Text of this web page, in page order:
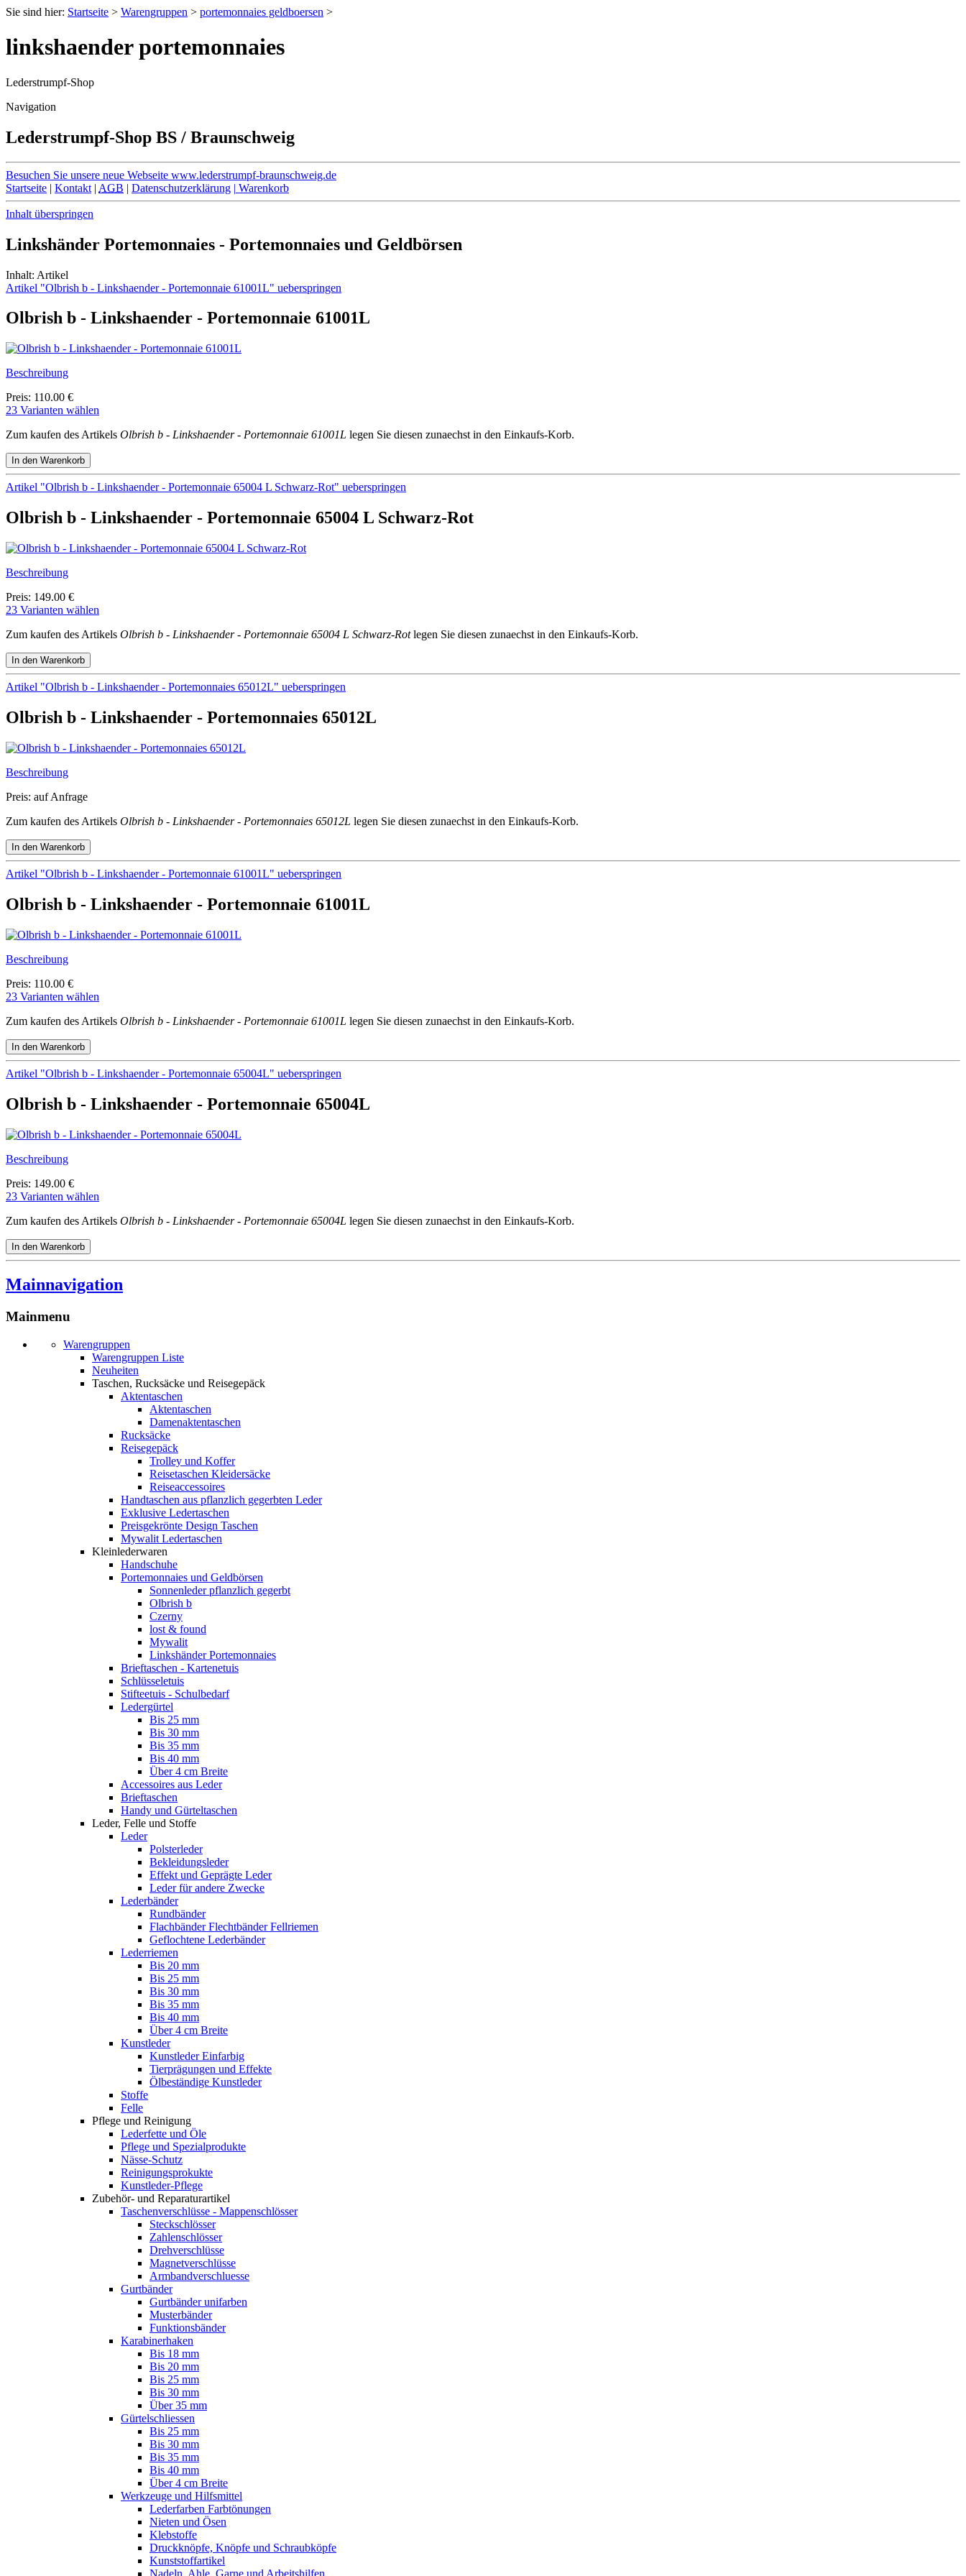
Sie sind hier: Startseite > Warengruppen > portemonnaies geldboersen >
linkshaender portemonnaies
Lederstrumpf-Shop
Navigation
Lederstrumpf-Shop BS / Braunschweig
Besuchen Sie unsere neue Webseite www.lederstrumpf-braunschweig.de
Startseite | Kontakt | AGB | Datenschutzerklärung | Warenkorb
Inhalt überspringen
Linkshänder Portemonnaies - Portemonnaies und Geldbörsen
Inhalt: Artikel
Artikel "Olbrish b - Linkshaender - Portemonnaie 61001L" ueberspringen
Olbrish b - Linkshaender - Portemonnaie 61001L
Beschreibung
Preis: 110.00 €
23 Varianten wählen
Zum kaufen des Artikels Olbrish b - Linkshaender - Portemonnaie 61001L legen Sie diesen zunaechst in den Einkaufs-Korb.
Artikel "Olbrish b - Linkshaender - Portemonnaie 65004 L Schwarz-Rot" ueberspringen
Olbrish b - Linkshaender - Portemonnaie 65004 L Schwarz-Rot
Beschreibung
Preis: 149.00 €
23 Varianten wählen
Zum kaufen des Artikels Olbrish b - Linkshaender - Portemonnaie 65004 L Schwarz-Rotlegen Sie diesen zunaechst in den Einkaufs-Korb.
Artikel "Olbrish b - Linkshaender - Portemonnaies 65012L" ueberspringen
Olbrish b - Linkshaender - Portemonnaies 65012L
Beschreibung
Preis: auf Anfrage
Zum kaufen des Artikels Olbrish b - Linkshaender - Portemonnaies 65012L legen Sie diesen zunaechst in den Einkaufs-Korb.
Artikel "Olbrish b - Linkshaender - Portemonnaie 61001L" ueberspringen
Olbrish b - Linkshaender - Portemonnaie 61001L
Beschreibung
Preis: 110.00 €
23 Varianten wählen
Zum kaufen des Artikels Olbrish b - Linkshaender - Portemonnaie 61001L legen Sie diesen zunaechst in den Einkaufs-Korb.
Artikel "Olbrish b - Linkshaender - Portemonnaie 65004L" ueberspringen
Olbrish b - Linkshaender - Portemonnaie 65004L
Beschreibung
Preis: 149.00 €
23 Varianten wählen
Zum kaufen des Artikels Olbrish b - Linkshaender - Portemonnaie 65004L legen Sie diesen zunaechst in den Einkaufs-Korb.
Mainnavigation
Mainmenu
Warengruppen
Warengruppen Liste
Neuheiten
Taschen, Rucksäcke und Reisegepäck
Aktentaschen
Aktentaschen
Damenaktentaschen
Rucksäcke
Reisegepäck
Trolley und Koffer
Reisetaschen Kleidersäcke
Reiseaccessoires
Handtaschen aus pflanzlich gegerbten Leder
Exklusive Ledertaschen
Preisgekrönte Design Taschen
Mywalit Ledertaschen
Kleinlederwaren
Handschuhe
Portemonnaies und Geldbörsen
Sonnenleder pflanzlich gegerbt
Olbrish b
Czerny
lost & found
Mywalit
Linkshänder Portemonnaies
Brieftaschen - Kartenetuis
Schlüsseletuis
Stifteetuis - Schulbedarf
Ledergürtel
Bis 25 mm
Bis 30 mm
Bis 35 mm
Bis 40 mm
Über 4 cm Breite
Accessoires aus Leder
Brieftaschen
Handy und Gürteltaschen
Leder, Felle und Stoffe
Leder
Polsterleder
Bekleidungsleder
Effekt und Geprägte Leder
Leder für andere Zwecke
Lederbänder
Rundbänder
Flachbänder Flechtbänder Fellriemen
Geflochtene Lederbänder
Lederriemen
Bis 20 mm
Bis 25 mm
Bis 30 mm
Bis 35 mm
Bis 40 mm
Über 4 cm Breite
Kunstleder
Kunstleder Einfarbig
Tierprägungen und Effekte
Ölbeständige Kunstleder
Stoffe
Felle
Pflege und Reinigung
Lederfette und Öle
Pflege und Spezialprodukte
Nässe-Schutz
Reinigungsprokukte
Kunstleder-Pflege
Zubehör- und Reparaturartikel
Taschenverschlüsse - Mappenschlösser
Steckschlösser
Zahlenschlösser
Drehverschlüsse
Magnetverschlüsse
Armbandverschluesse
Gurtbänder
Gurtbänder unifarben
Musterbänder
Funktionsbänder
Karabinerhaken
Bis 18 mm
Bis 20 mm
Bis 25 mm
Bis 30 mm
Über 35 mm
Gürtelschliessen
Bis 25 mm
Bis 30 mm
Bis 35 mm
Bis 40 mm
Über 4 cm Breite
Werkzeuge und Hilfsmittel
Lederfarben Farbtönungen
Nieten und Ösen
Klebstoffe
Druckknöpfe, Knöpfe und Schraubköpfe
Kunststoffartikel
Nadeln, Ahle, Garne und Arbeitshilfen